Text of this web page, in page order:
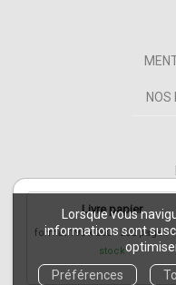
Lorsque vous
informations sont
Préférences
Livre papier
format 195 x 260 232 pages
stock
NOS
COPYRIGHT © 2026 PUG ET
IZIBOOKS® SONT DES MARQUES